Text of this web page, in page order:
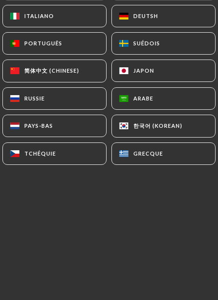
ITALIANO DEUTSH
PORTUGUÊS SUÉDOIS
简体中文 (CHINESE) JAPON
RUSSIE ARABE
PAYS-BAS 한국어 (KOREAN)
TCHÉQUIE GRECQUE
ITALIANO DEUTSH
PORTUGUÊS SUÉDOIS
简体中文 (CHINESE) JAPON
RUSSIE ARABE
PAYS-BAS 한국어 (KOREAN)
TCHÉQUIE GRECQUE